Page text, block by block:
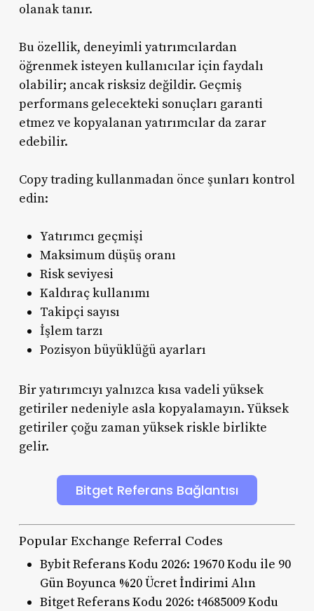
olanak tanır.
Bu özellik, deneyimli yatırımcılardan
öğrenmek isteyen kullanıcılar için faydalı
olabilir; ancak risksiz değildir. Geçmiş
performans gelecekteki sonuçları garanti
etmez ve kopyalanan yatırımcılar da zarar
edebilir.
Copy trading kullanmadan önce şunları kontrol
edin:
Yatırımcı geçmişi
Maksimum düşüş oranı
Risk seviyesi
Kaldıraç kullanımı
Takipçi sayısı
İşlem tarzı
Pozisyon büyüklüğü ayarları
Bir yatırımcıyı yalnızca kısa vadeli yüksek
getiriler nedeniyle asla kopyalamayın. Yüksek
getiriler çoğu zaman yüksek riskle birlikte
gelir.
Bitget Referans Bağlantısı
Popular Exchange Referral Codes
Bybit Referans Kodu 2026: 19670 Kodu ile 90
Gün Boyunca %20 Ücret İndirimi Alın
Bitget Referans Kodu 2026: t4685009 Kodu